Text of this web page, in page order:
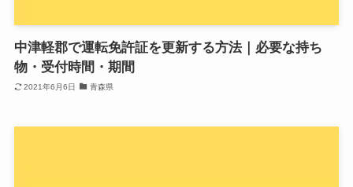
中津軽郡で運転免許証を更新する方法｜必要な持ち
物・受付時間・期間
2021年6月6日 青森県